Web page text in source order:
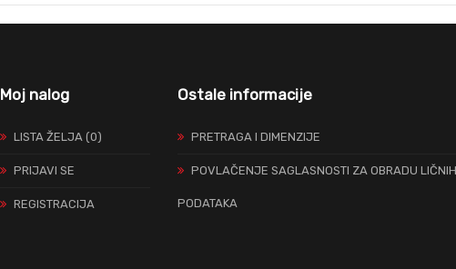
Moj nalog
LISTA ŽELJA (0)
PRIJAVI SE
REGISTRACIJA
Ostale informacije
PRETRAGA I DIMENZIJE
POVLAČENJE SAGLASNOSTI ZA OBRADU LIČNIH
PODATAKA